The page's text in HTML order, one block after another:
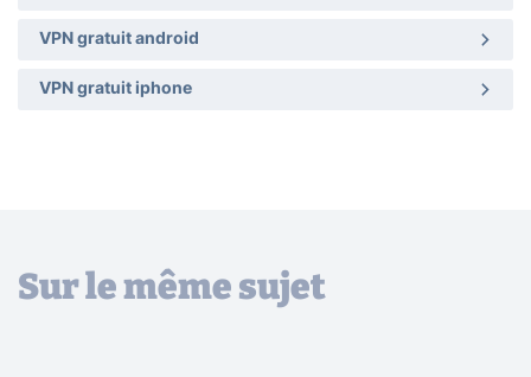
VPN gratuit android
VPN gratuit iphone
Sur le même sujet